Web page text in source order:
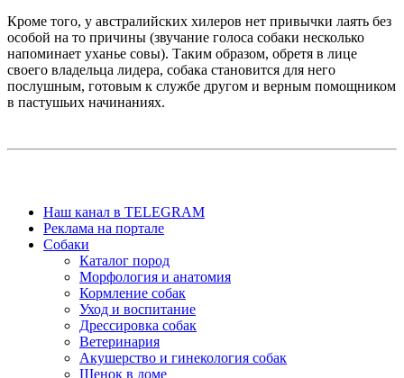
Кроме того, у австралийских хилеров нет привычки лаять без
особой на то причины (звучание голоса собаки несколько
напоминает уханье совы). Таким образом, обретя в лице
своего владельца лидера, собака становится для него
послушным, готовым к службе другом и верным помощником
в пастушьих начинаниях.
Наш канал в TELEGRAM
Реклама на портале
Собаки
Каталог пород
Морфология и анатомия
Кормление собак
Уход и воспитание
Дрессировка собак
Ветеринария
Акушерство и гинекология собак
Щенок в доме